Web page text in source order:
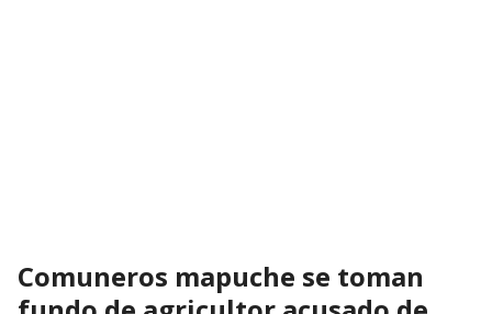
Comuneros mapuche se toman